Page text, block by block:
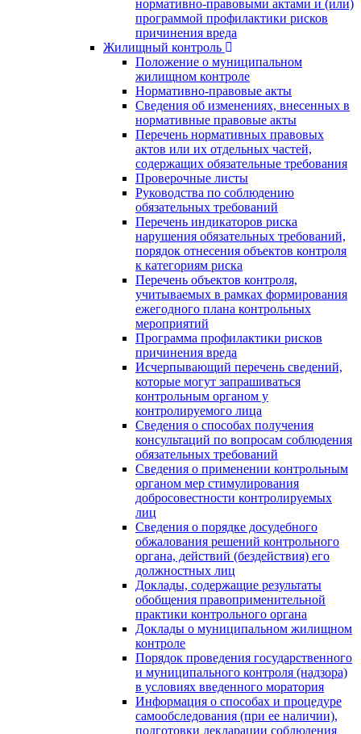
нормативно-правовыми актами и (или)
программой профилактики рисков
причинения вреда
Жилищный контроль
Положение о муниципальном
жилищном контроле
Нормативно-правовые акты
Сведения об изменениях, внесенных в
нормативные правовые акты
Перечень нормативных правовых
актов или их отдельных частей,
содержащих обязательные требования
Проверочные листы
Руководства по соблюдению
обязательных требований
Перечень индикаторов риска
нарушения обязательных требований,
порядок отнесения объектов контроля
к категориям риска
Перечень объектов контроля,
учитываемых в рамках формирования
ежегодного плана контрольных
мероприятий
Программа профилактики рисков
причинения вреда
Исчерпывающий перечень сведений,
которые могут запрашиваться
контрольным органом у
контролируемого лица
Сведения о способах получения
консультаций по вопросам соблюдения
обязательных требований
Сведения о применении контрольным
органом мер стимулирования
добросовестности контролируемых
лиц
Сведения о порядке досудебного
обжалования решений контрольного
органа, действий (бездействия) его
должностных лиц
Доклады, содержащие результаты
обобщения правоприменительной
практики контрольного органа
Доклады о муниципальном жилищном
контроле
Порядок проведения государственного
и муниципального контроля (надзора)
в условиях введенного моратория
Информация о способах и процедуре
самообследования (при ее наличии),
подготовки декларации соблюдения